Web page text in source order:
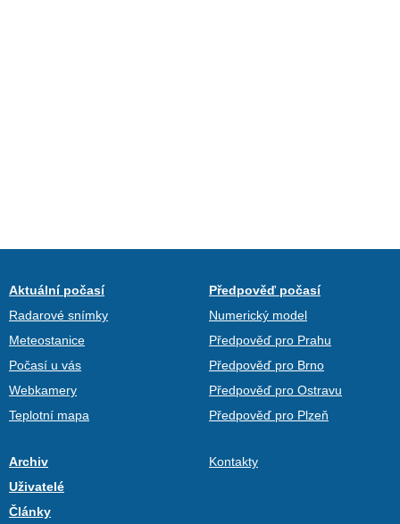
Aktuální počasí
Radarové snímky
Meteostanice
Počasí u vás
Webkamery
Teplotní mapa
Předpověď počasí
Numerický model
Předpověď pro Prahu
Předpověď pro Brno
Předpověď pro Ostravu
Předpověď pro Plzeň
Archiv
Uživatelé
Články
Kontakty